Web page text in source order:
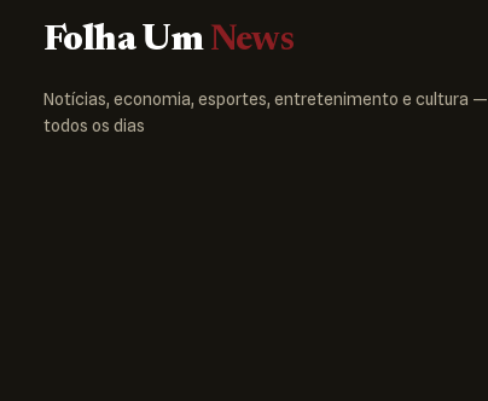
Folha Um News
Notícias, economia, esportes, entretenimento e cultura —
todos os dias